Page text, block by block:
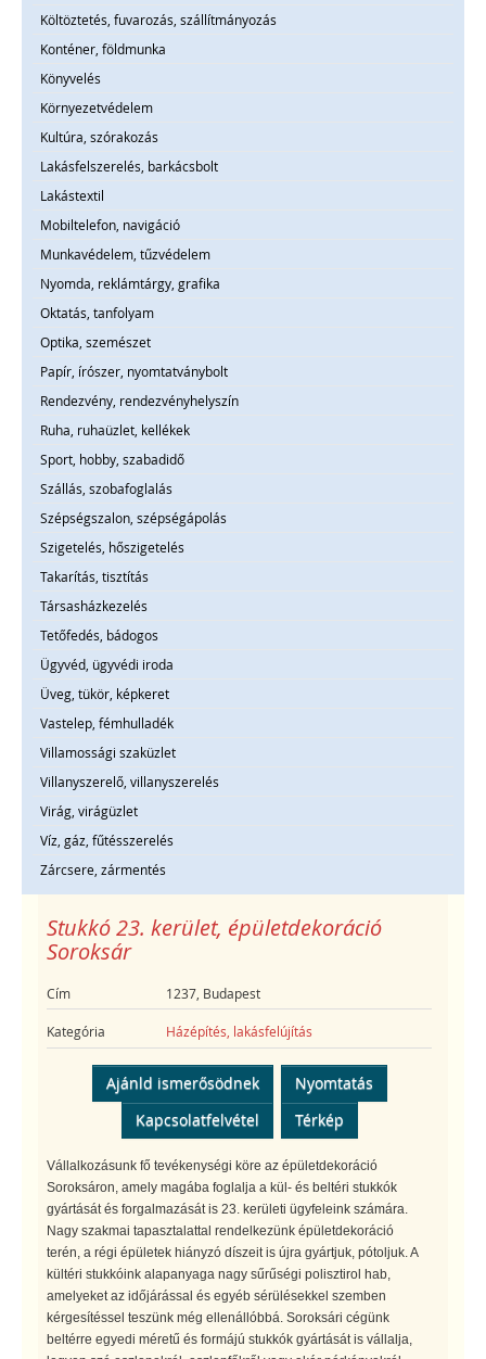
Költöztetés, fuvarozás, szállítmányozás
Konténer, földmunka
Könyvelés
Környezetvédelem
Kultúra, szórakozás
Lakásfelszerelés, barkácsbolt
Lakástextil
Mobiltelefon, navigáció
Munkavédelem, tűzvédelem
Nyomda, reklámtárgy, grafika
Oktatás, tanfolyam
Optika, szemészet
Papír, írószer, nyomtatványbolt
Rendezvény, rendezvényhelyszín
Ruha, ruhaüzlet, kellékek
Sport, hobby, szabadidő
Szállás, szobafoglalás
Szépségszalon, szépségápolás
Szigetelés, hőszigetelés
Takarítás, tisztítás
Társasházkezelés
Tetőfedés, bádogos
Ügyvéd, ügyvédi iroda
Üveg, tükör, képkeret
Vastelep, fémhulladék
Villamossági szaküzlet
Villanyszerelő, villanyszerelés
Virág, virágüzlet
Víz, gáz, fűtésszerelés
Zárcsere, zármentés
Stukkó 23. kerület, épületdekoráció
Soroksár
Cím 1237, Budapest
Kategória Házépítés, lakásfelújítás
Ajánld ismerősödnek
Nyomtatás
Kapcsolatfelvétel
Térkép
Vállalkozásunk fő tevékenységi köre az épületdekoráció
Soroksáron, amely magába foglalja a kül- és beltéri stukkók
gyártását és forgalmazását is 23. kerületi ügyfeleink számára.
Nagy szakmai tapasztalattal rendelkezünk épületdekoráció
terén, a régi épületek hiányzó díszeit is újra gyártjuk, pótoljuk. A
kültéri stukkóink alapanyaga nagy sűrűségi polisztirol hab,
amelyeket az időjárással és egyéb sérülésekkel szemben
kérgesítéssel teszünk még ellenállóbbá. Soroksári cégünk
beltérre egyedi méretű és formájú stukkók gyártását is vállalja,